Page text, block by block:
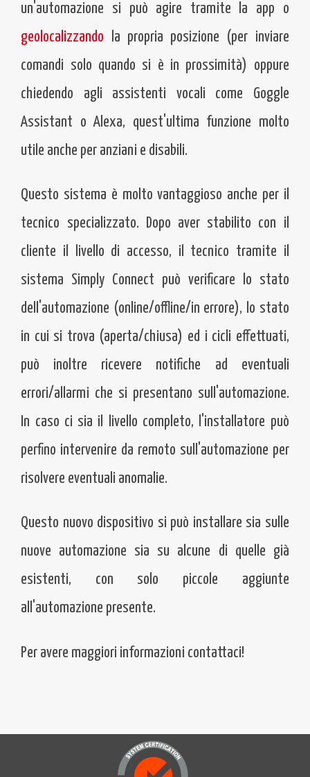
un'automazione si può agire tramite la app o
geolocalizzando la propria posizione (per inviare
comandi solo quando si è in prossimità) oppure
chiedendo agli assistenti vocali come Goggle
Assistant o Alexa, quest'ultima funzione molto
utile anche per anziani e disabili.
Questo sistema è molto vantaggioso anche per il
tecnico specializzato. Dopo aver stabilito con il
cliente il livello di accesso, il tecnico tramite il
sistema Simply Connect può verificare lo stato
dell'automazione (online/offline/in errore), lo stato
in cui si trova (aperta/chiusa) ed i cicli effettuati,
può inoltre ricevere notifiche ad eventuali
errori/allarmi che si presentano sull'automazione.
In caso ci sia il livello completo, l'installatore può
perfino intervenire da remoto sull'automazione per
risolvere eventuali anomalie.
Questo nuovo dispositivo si può installare sia sulle
nuove automazione sia su alcune di quelle già
esistenti, con solo piccole aggiunte
all'automazione presente.
Per avere maggiori informazioni contattaci!